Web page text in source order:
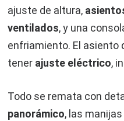
ajuste de altura,
ventilados, y una
enfriamiento. El asiento
tener ajuste eléctrico,
Todo se remata con
panorámico, las